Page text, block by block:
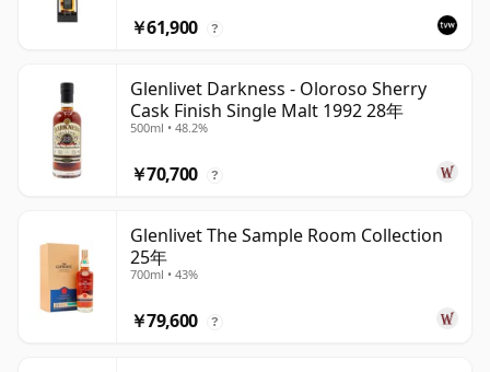
￥61,900 ?
Glenlivet Darkness - Oloroso Sherry
Cask Finish Single Malt 1992 28年
500ml • 48.2%
￥70,700 ?
Glenlivet The Sample Room Collection
25年
700ml • 43%
￥79,600 ?